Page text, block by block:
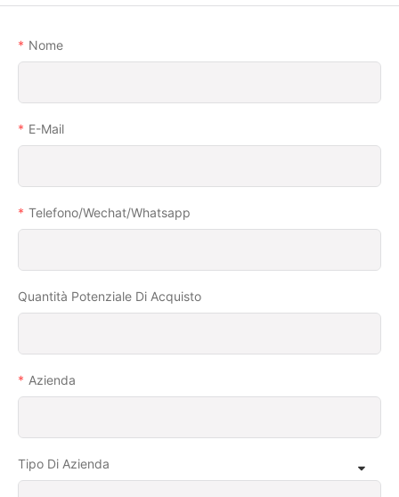
Nome
E-Mail
Telefono/wechat/whatsapp
Quantità Potenziale Di Acquisto
Azienda
Tipo Di Azienda